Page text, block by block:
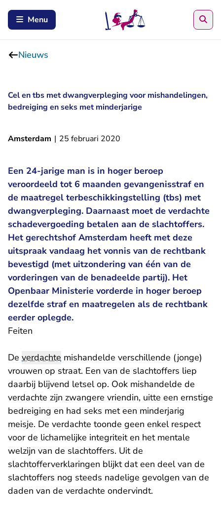
Menu
Nieuws
Cel en tbs met dwangverpleging voor mishandelingen,
bedreiging en seks met minderjarige
Amsterdam | 25 februari 2020
Een 24-jarige man is in hoger beroep
veroordeeld tot 6 maanden gevangenisstraf en
de maatregel terbeschikkingstelling (tbs) met
dwangverpleging. Daarnaast moet de verdachte
schadevergoeding betalen aan de slachtoffers.
Het gerechtshof Amsterdam heeft met deze
uitspraak vandaag het vonnis van de rechtbank
bevestigd (met uitzondering van één van de
vorderingen van de benadeelde partij). Het
Openbaar Ministerie vorderde in hoger beroep
dezelfde straf en maatregelen als de rechtbank
eerder oplegde.
Feiten
De verdachte mishandelde verschillende (jonge)
vrouwen op straat. Een van de slachtoffers liep
daarbij blijvend letsel op. Ook mishandelde de
verdachte zijn zwangere vriendin, uitte een ernstige
bedreiging en had seks met een minderjarig
meisje. De verdachte toonde geen enkel respect
voor de lichamelijke integriteit en het mentale
welzijn van de slachtoffers. Uit de
slachtofferverklaringen blijkt dat een deel van de
slachtoffers nog steeds nadelige gevolgen van de
daden van de verdachte ondervindt.